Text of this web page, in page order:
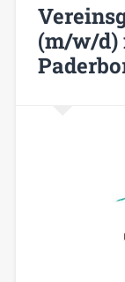
(m/w/d)